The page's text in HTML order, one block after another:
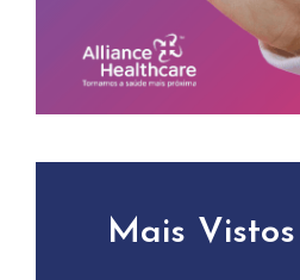
Mais Vistos